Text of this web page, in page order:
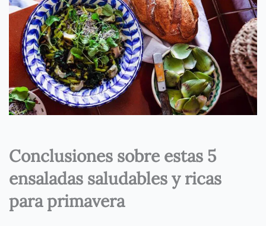
Conclusiones sobre estas 5
ensaladas saludables y ricas
para primavera